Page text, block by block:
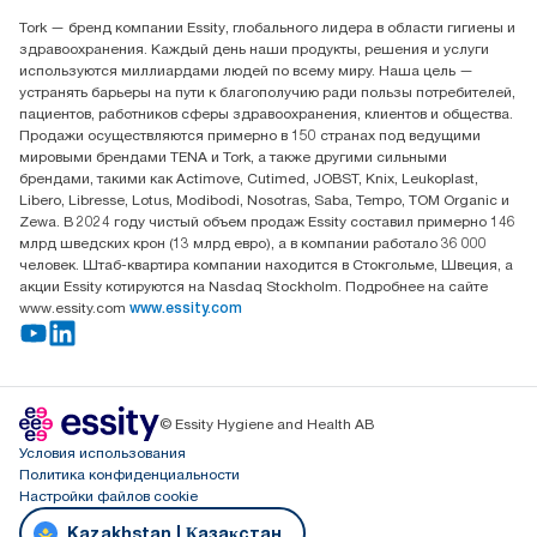
Контакты на рынках СНГ
ООО «Эссити», Представительство в Казахстане Пр.
Достык, 210, 2 блок, 3 этаж,
офис №32 050051, г.
Алматы, Казахстан
Tork — бренд компании Essity, глобального лидера в области гигиены и
здравоохранения. Каждый день наши продукты, решения и услуги
используются миллиардами людей по всему миру. Наша цель —
устранять барьеры на пути к благополучию ради пользы потребителей,
пациентов, работников сферы здравоохранения, клиентов и общества.
Продажи осуществляются примерно в 150 странах под ведущими
мировыми брендами TENA и Tork, а также другими сильными
брендами, такими как Actimove, Cutimed, JOBST, Knix, Leukoplast,
Libero, Libresse, Lotus, Modibodi, Nosotras, Saba, Tempo, TOM Organic и
Zewa. В 2024 году чистый объем продаж Essity составил примерно 146
млрд шведских крон (13 млрд евро), а в компании работало 36 000
человек. Штаб-квартира компании находится в Стокгольме, Швеция, а
акции Essity котируются на Nasdaq Stockholm. Подробнее на сайте
www.essity.com www.essity.com
© Essity Hygiene and Health AB
Условия использования
Политика конфиденциальности
Настройки файлов cookie
Kazakhstan | Қазақстан